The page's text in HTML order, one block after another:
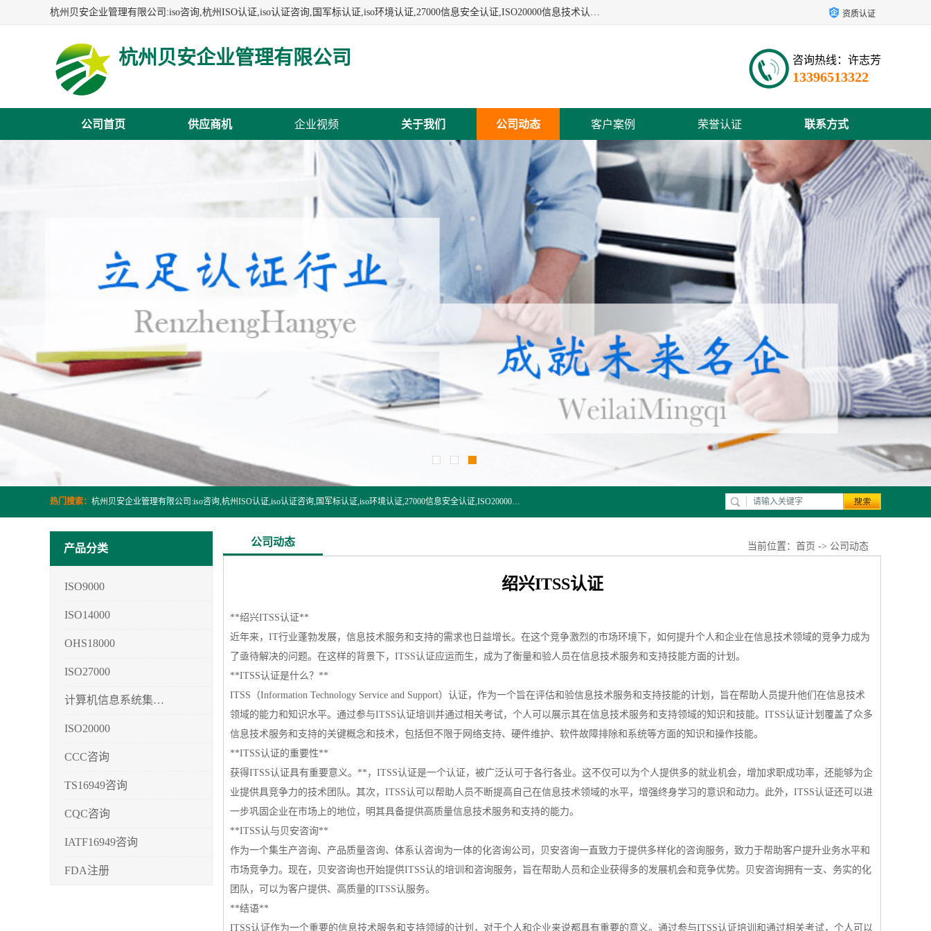
杭州贝安企业管理有限公司:iso咨询,杭州ISO认证,iso认证咨询,国军标认证,iso环境认证,27000信息安全认证,ISO20000信息技术认证,口罩检测报告,32610检测报告,CCRC认证,ISO50001认证,ITSS认证,两化融合认证,出口口罩检测报告等认证代理服务,本公司有近10年的体系咨询经验,能业务覆盖范围南到海南三亚北到新疆阿克苏. 资质认证
杭州贝安企业管理有限公司 咨询热线：许志芳
13396513322
公司首页 供应商机 企业视频 关于我们 公司动态 客户案例 荣誉认证 联系方式
热门搜索： 杭州贝安企业管理有限公司:iso咨询,杭州ISO认证,iso认证咨询,国军标认证,iso环境认证,27000信息安全认证,ISO20000信息技术认证,口罩检测报告,32610检测报告,CCRC认证,ISO50001认证,ITSS认证,两化融合认证,出口口罩检测报告等认证代理服务,本公司有近10年的体系咨询经验,能业务覆盖范围南到海南三亚北到新疆阿克苏.
产品分类
ISO9000
ISO14000
OHS18000
ISO27000
计算机信息系统集成3/4/5
ISO20000
CCC咨询
TS16949咨询
CQC咨询
IATF16949咨询
FDA注册
公司动态 当前位置： 首页 -> 公司动态
绍兴ITSS认证
**绍兴ITSS认证**
近年来，IT行业蓬勃发展，信息技术服务和支持的需求也日益增长。在这个竞争激烈的市场环境下，如何提升个人和企业在信息技术领域的竞争力成为
了亟待解决的问题。在这样的背景下，ITSS认证应运而生，成为了衡量和验人员在信息技术服务和支持技能方面的计划。
**ITSS认证是什么？**
ITSS（Information Technology Service and Support）认证，作为一个旨在评估和验信息技术服务和支持技能的计划，旨在帮助人员提升他们在信息技术
领域的能力和知识水平。通过参与ITSS认证培训并通过相关考试，个人可以展示其在信息技术服务和支持领域的知识和技能。ITSS认证计划覆盖了众多
信息技术服务和支持的关键概念和技术，包括但不限于网络支持、硬件维护、软件故障排除和系统等方面的知识和操作技能。
**ITSS认证的重要性**
获得ITSS认证具有重要意义。**，ITSS认证是一个认证，被广泛认可于各行各业。这不仅可以为个人提供多的就业机会，增加求职成功率，还能够为企
业提供具竞争力的技术团队。其次，ITSS认可以帮助人员不断提高自己在信息技术领域的水平，增强终身学习的意识和动力。此外，ITSS认证还可以进
一步巩固企业在市场上的地位，明其具备提供高质量信息技术服务和支持的能力。
**ITSS认与贝安咨询**
作为一个集生产咨询、产品质量咨询、体系认咨询为一体的化咨询公司，贝安咨询一直致力于提供多样化的咨询服务，致力于帮助客户提升业务水平和
市场竞争力。现在，贝安咨询也开始提供ITSS认的培训和咨询服务，旨在帮助人员和企业获得多的发展机会和竞争优势。贝安咨询拥有一支、务实的化
团队，可以为客户提供、高质量的ITSS认服务。
**结语**
ITSS认证作为一个重要的信息技术服务和支持领域的计划，对于个人和企业来说都具有重要的意义。通过参与ITSS认证培训和通过相关考试，个人可以